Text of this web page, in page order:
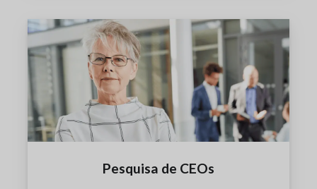
Pesquisa de CEOs